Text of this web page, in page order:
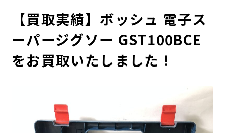
【買取実績】ボッシュ 電子ス
ーパージグソー GST100BCE
をお買取いたしました！